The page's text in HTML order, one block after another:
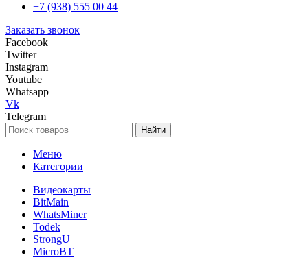
+7 (938) 555 00 44
Заказать звонок
Facebook
Twitter
Instagram
Youtube
Whatsapp
Vk
Telegram
Найти
Меню
Категории
Видеокарты
BitMain
WhatsMiner
Todek
StrongU
MicroBT